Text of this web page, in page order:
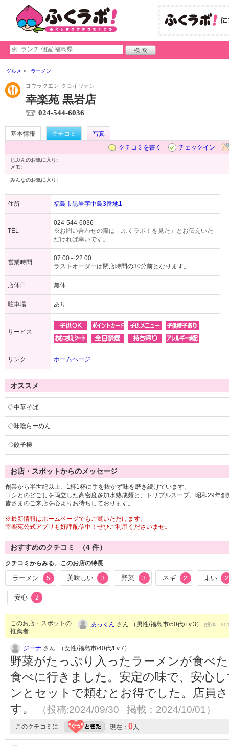
グルメ ラーメン
コウラクエン クロイワテン
幸楽苑 黒岩店
024-544-6036
基本情報 クチコミ
写真
クチコミを書く
チェックイン
じぶんのお気に入り:
メモ:
みんなのお気に入り:
住所 福島市黒岩字中島3番地1
TEL
024-544-6036
※お問い合わせの際は「ふくラボ！を見た」とお伝えいた
だければ幸いです。
営業時間
07:00～22:00
ラストオーダーは閉店時間の30分前となります。
店休日 無休
駐車場 あり
サービス
リンク ホームページ
オススメ
◇中華そば
◇味噌らーめん
◇餃子極
お店・スポットからのメッセージ
創業から半世紀以上、1杯1杯に手を抜かず味を磨き続けています。
コシとのどごしを両立した高密度多加水熟成麺と、トリプルスープ。昭和29年創
皆さまのご来店を心よりお待ちしております。
※最新情報はホームページでもご覧いただけます。
幸楽苑公式アプリも好評配信中！ぜひご利用くださいませ。
おすすめのクチコミ （4 件）
クチコミからみる、このお店の特長
ラーメン 5 美味しい 3 野菜 3 ネギ 2 よい 2
安心 2
このお店・スポットの
推薦者
あっくん さん （男性/福島市/50代/Lv.3） (投稿：
ジーナ さん （女性/福島市/40代/Lv.7）
野菜がたっぷり入ったラーメンが食べ
食べに行きました。安定の味で、安心
ンとセットで頼むとお得でした。店員
す。
（投稿:2024/09/30 掲載：2024/10/01）
このクチコミに 現在： 0人